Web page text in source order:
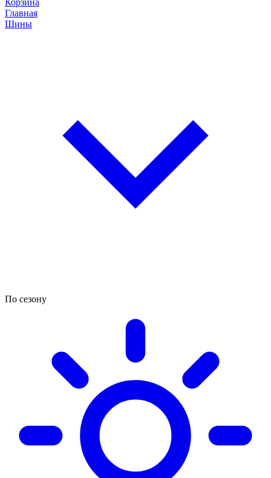
Корзина
Главная
Шины
По сезону